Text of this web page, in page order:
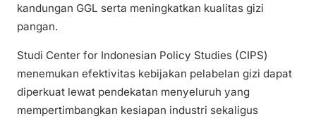
kandungan GGL serta meningkatkan kualitas gizi
pangan.
Studi Center for Indonesian Policy Studies (CIPS)
menemukan efektivitas kebijakan pelabelan gizi dapat
diperkuat lewat pendekatan menyeluruh yang
mempertimbangkan kesiapan industri sekaligus